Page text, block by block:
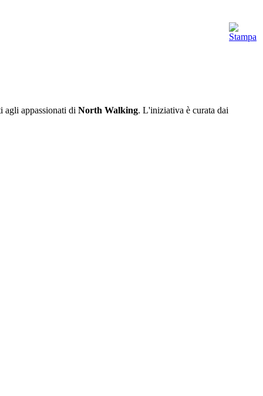
agli appassionati di North Walking. L'iniziativa è curata dai